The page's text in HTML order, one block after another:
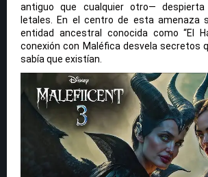
antiguo que cualquier otro—
letales. En el centro de esta amenaza
entidad ancestral conocida como “El
conexión con Maléfica desvela secretos
sabía que existían.